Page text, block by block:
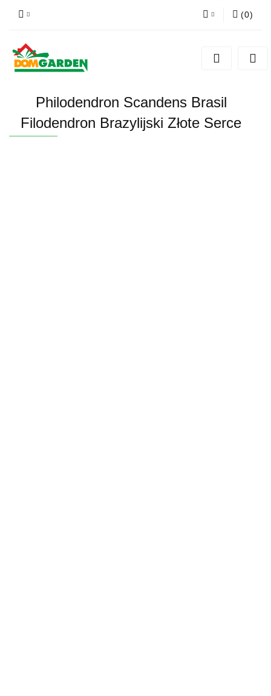
Zarejestruj się
Zgody cookies
(0)
Philodendron Scandens Brasil
Filodendron Brazylijski Złote Serce